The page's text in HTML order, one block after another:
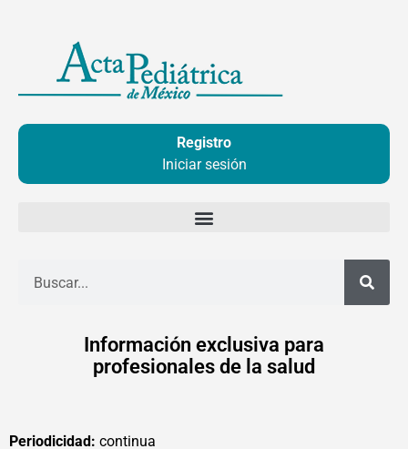
contenido
Registro
Iniciar sesión
Información exclusiva para
profesionales de la salud
Periodicidad: continua